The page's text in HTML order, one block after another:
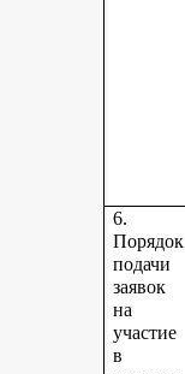
6.
Порядок
подачи
заявок
на
участие
в